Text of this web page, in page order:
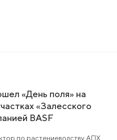
«День поля» на
«Залесского
BASF
по растениеводству АПХ